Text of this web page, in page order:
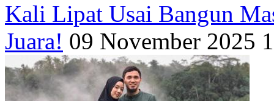
Kali Lipat Usai Bangun
Juara! 09 November 2025